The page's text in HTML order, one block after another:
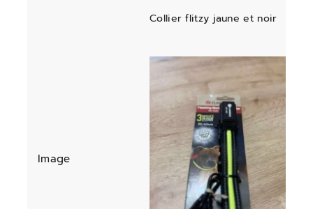
Collier flitzy jaune et noir
Image